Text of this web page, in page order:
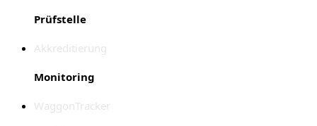
Prüfstelle
Akkreditierung
Monitoring
WaggonTracker